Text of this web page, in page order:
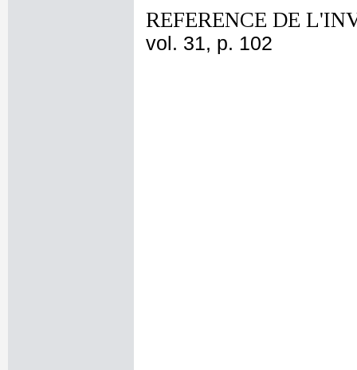
REFERENCE DE
vol. 31, p. 102